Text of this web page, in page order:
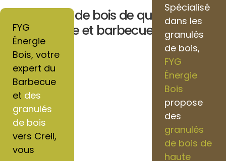
Granulés de bois de qualité pour
chauffage et barbecue vers Creil
FYG
Énergie
Bois, votre
expert du
Barbecue
et des
granulés
de bois
vers Creil,
vous
Spécialisé
dans les
granulés
de bois,
FYG
Énergie
Bois
propose
des
granulés
de bois de
haute